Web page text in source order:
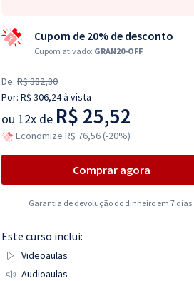
Cupom de 20% de desconto
Cupom ativado: GRAN20-OFF
De: R$ 382,80
Por: R$ 306,24à vista
ou 12x de R$ 25,52
Economize R$ 76,56 (-20%)
Comprar agora
Garantia de devolução do dinheiro em 7 dias.
Este curso inclui:
Videoaulas
Audioaulas